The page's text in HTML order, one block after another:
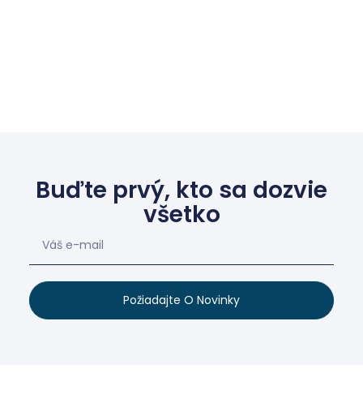
Buďte prvý, kto sa dozvie
všetko
Požiadajte O Novinky